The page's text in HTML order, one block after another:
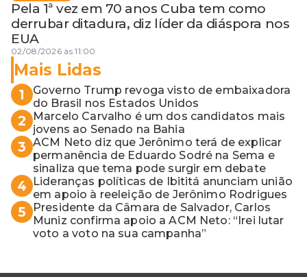
Pela 1ª vez em 70 anos Cuba tem como
derrubar ditadura, diz líder da diáspora nos
EUA
02/08/2026 às 11:00
Mais Lidas
1
Governo Trump revoga visto de embaixadora
do Brasil nos Estados Unidos
2
Marcelo Carvalho é um dos candidatos mais
jovens ao Senado na Bahia
3 ACM Neto diz que Jerônimo terá de explicar
permanência de Eduardo Sodré na Sema e
sinaliza que tema pode surgir em debate
4
Lideranças políticas de Ibititá anunciam união
em apoio à reeleição de Jerônimo Rodrigues
5
Presidente da Câmara de Salvador, Carlos
Muniz confirma apoio a ACM Neto: “Irei lutar
voto a voto na sua campanha”